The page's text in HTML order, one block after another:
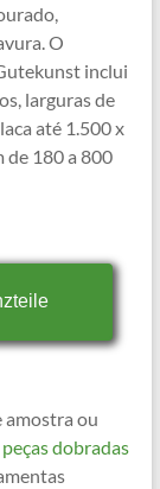
O
inclui
larguras de
até 1.500 x
de 180 a 800
amostra ou
dobradas